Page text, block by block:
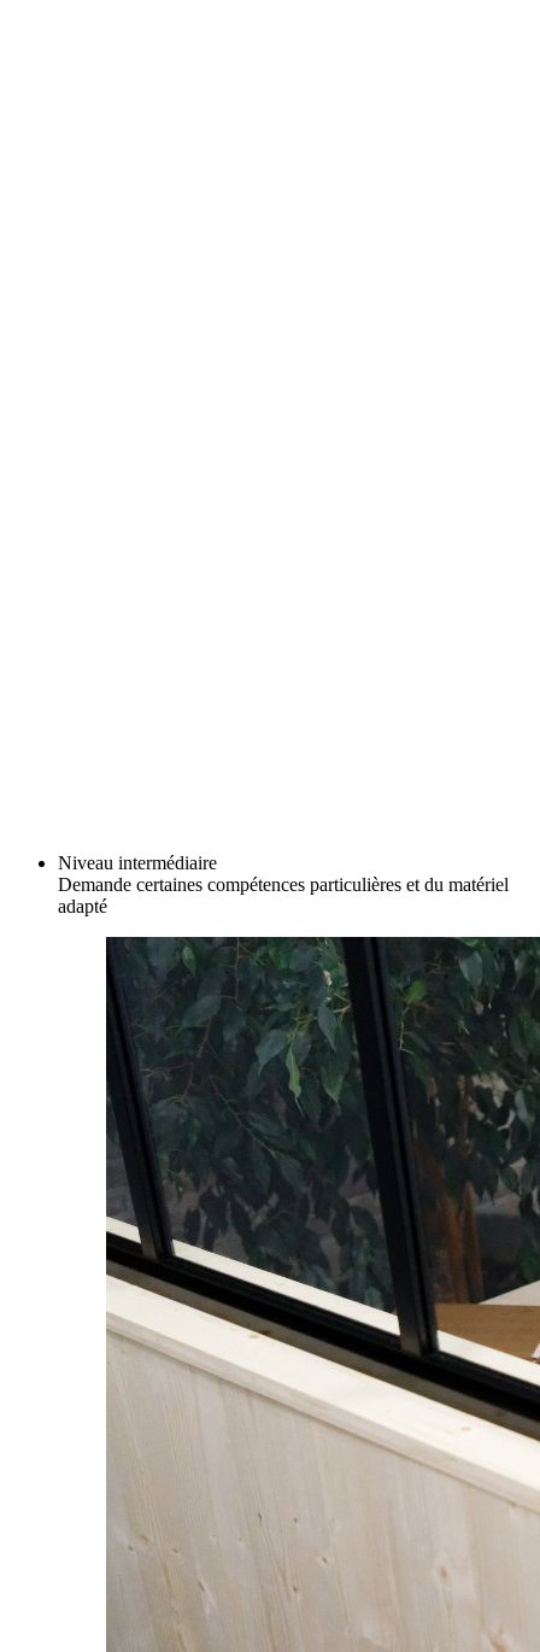
Niveau intermédiaire
Demande certaines compétences particulières et du matériel
adapté